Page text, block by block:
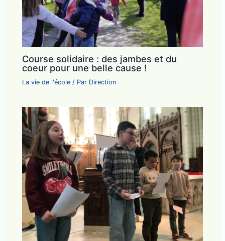
Course solidaire : des jambes et du
coeur pour une belle cause !
La vie de l'école / Par Direction